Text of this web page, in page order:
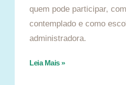
quem pode participar,
contemplado e como
administradora.
Leia Mais »